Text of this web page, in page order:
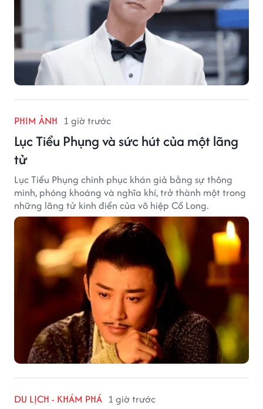
PHIM ẢNH 1 giờ trước
Lục Tiểu Phụng và sức hút của một lãng
tử
Lục Tiểu Phụng chinh phục khán giả bằng sự thông
minh, phóng khoáng và nghĩa khí, trở thành một trong
những lãng tử kinh điển của võ hiệp Cổ Long.
DU LỊCH - KHÁM PHÁ 1 giờ trước